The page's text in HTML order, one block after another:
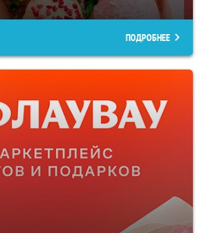
ПОДРОБНЕЕ